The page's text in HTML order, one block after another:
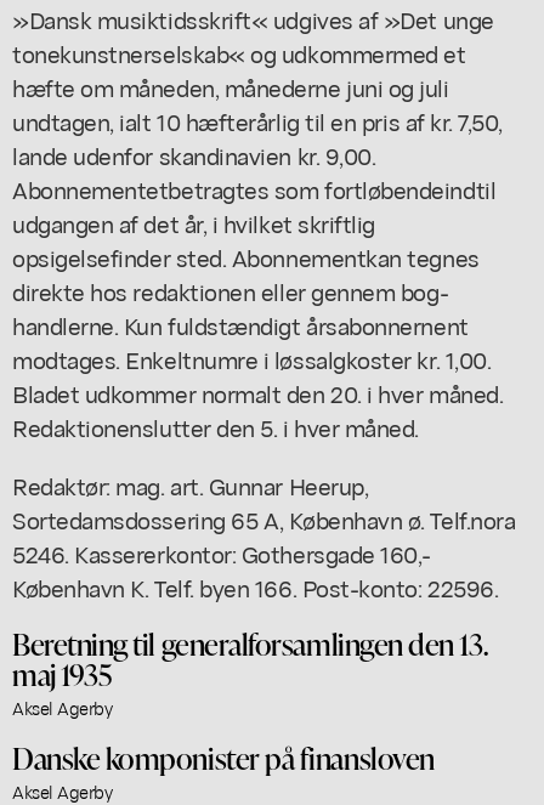
»Dansk musiktidsskrift« udgives af »Det unge
tonekunstnerselskab« og udkommermed et
hæfte om måneden, månederne juni og juli
undtagen, ialt 10 hæfterårlig til en pris af kr. 7,50,
lande udenfor skandinavien kr. 9,00.
Abonnementetbetragtes som fortløbendeindtil
udgangen af det år, i hvilket skriftlig
opsigelsefinder sted. Abonnementkan tegnes
direkte hos redaktionen eller gennem bog-
handlerne. Kun fuldstændigt årsabonnernent
modtages. Enkeltnumre i løssalgkoster kr. 1,00.
Bladet udkommer normalt den 20. i hver måned.
Redaktionenslutter den 5. i hver måned.
Redaktør: mag. art. Gunnar Heerup,
Sortedamsdossering 65 A, København ø. Telf.nora
5246. Kassererkontor: Gothersgade 160,-
København K. Telf. byen 166. Post-konto: 22596.
Beretning til generalforsamlingen den 13.
maj 1935
Aksel Agerby
Danske komponister på finansloven
Aksel Agerby